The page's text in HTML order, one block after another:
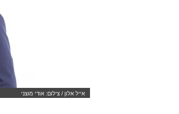
אייל אלון / צילום: אודי מוצני